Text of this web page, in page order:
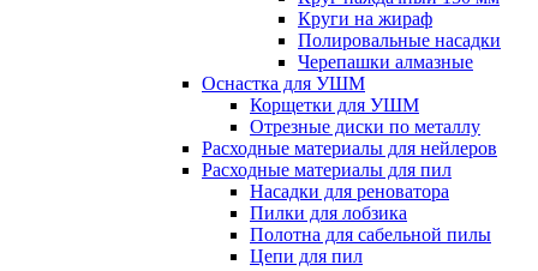
Круги на жираф
Полировальные насадки
Черепашки алмазные
Оснастка для УШМ
Корщетки для УШМ
Отрезные диски по металлу
Расходные материалы для нейлеров
Расходные материалы для пил
Насадки для реноватора
Пилки для лобзика
Полотна для сабельной пилы
Цепи для пил